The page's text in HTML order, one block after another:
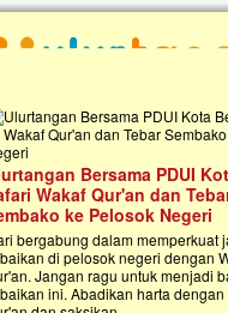
Bantu Naura, Balita Hebat
Tumor Pembuluh Darah
Hidup Naura Salsabila dipenuhi
rintangan yang sangat berat.
berusia sepuluh bulan, bayi yang
menghadapi penyakit yang
pembuluh darah berukuran...